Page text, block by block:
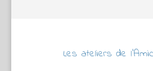
Les ateliers de